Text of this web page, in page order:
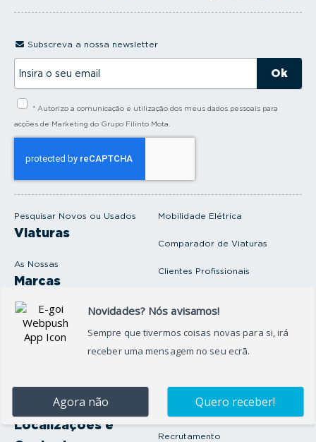
Pesquisar Novos ou Usados
Viaturas
As Nossas
Marcas
Produtos e serviços
Oficina
Onde Estamos
Localizações e
Mobilidade Elétrica
Comparador de Viaturas
Clientes Profissionais
Seguros Protector
Artigos e Notícias
Recrutamento
Subscreva a nossa newsletter
s
l
* Autorizo a comunicação e utilização dos meus dados pessoais para
acções de Marketing do Grupo Filinto Mota.